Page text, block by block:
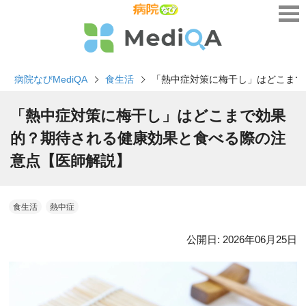
病院なびMediQA 食生活 「熱中症対策に梅干し」はどこま
「熱中症対策に梅干し」はどこまで効果
的？期待される健康効果と食べる際の注
意点【医師解説】
食生活 熱中症
公開日: 2026年06月25日